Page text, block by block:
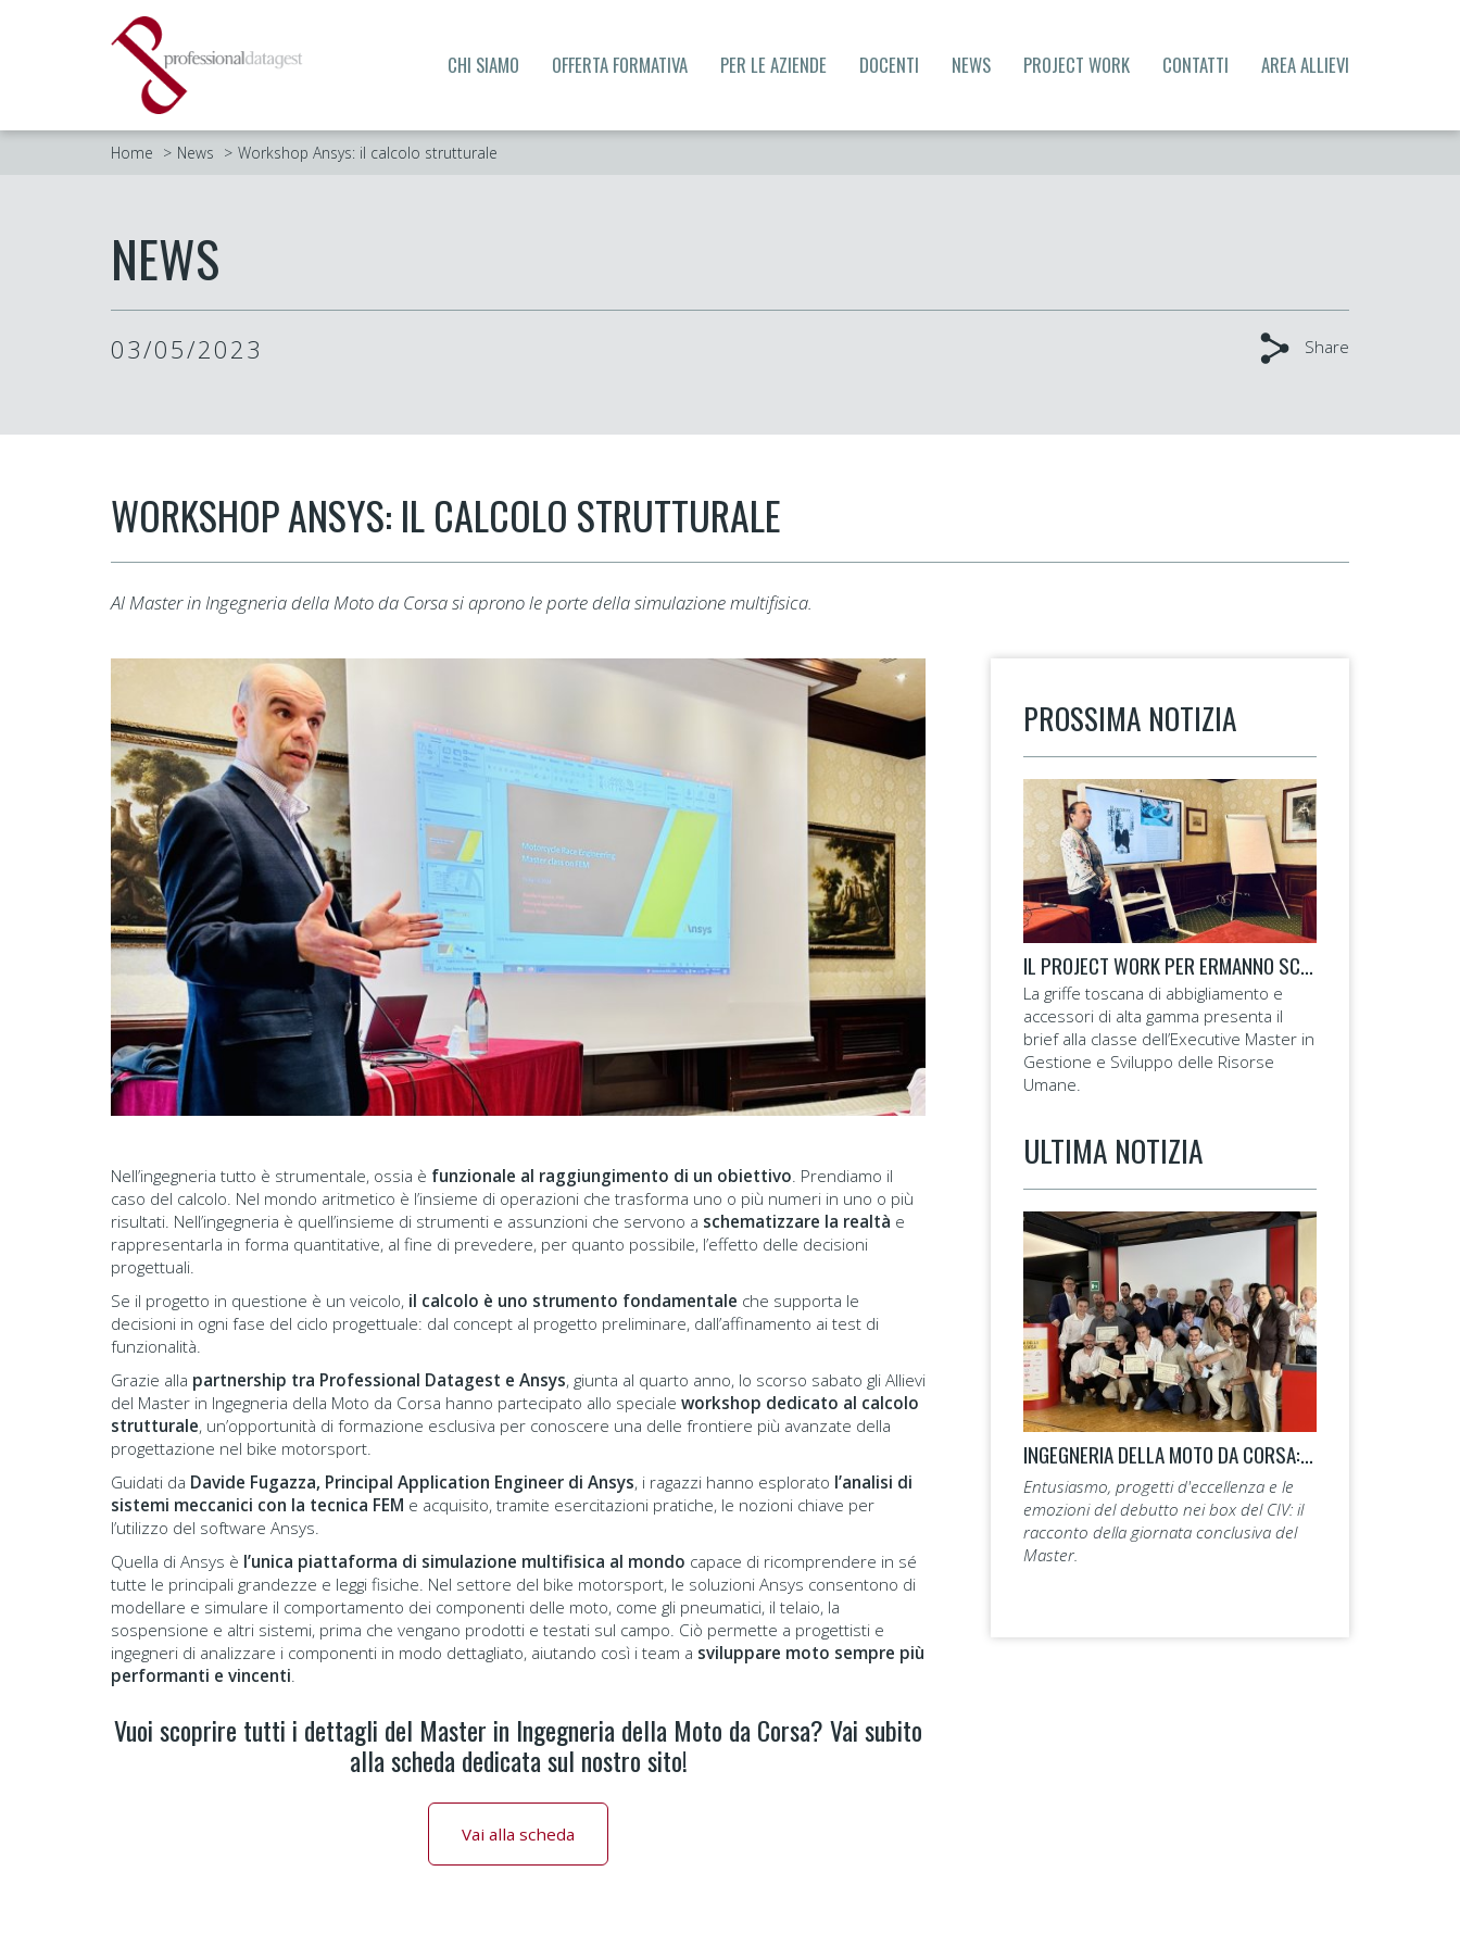
CHI SIAMO OFFERTA FORMATIVA PER LE AZIENDE DOCENTI NEWS PROJECT WORK CONTATTI AREA ALLIEVI
Home News Workshop Ansys: il calcolo strutturale
NEWS
03/05/2023 Share
WORKSHOP ANSYS: IL CALCOLO STRUTTURALE
Al Master in Ingegneria della Moto da Corsa si aprono le porte della simulazione multifisica.
Nell’ingegneria tutto è strumentale, ossia è funzionale al raggiungimento di un obiettivo . Prendiamo il
caso del calcolo. Nel mondo aritmetico è l’insieme di operazioni che trasforma uno o più numeri in uno o più
risultati. Nell’ingegneria è quell’insieme di strumenti e assunzioni che servono a schematizzare la realtà e
rappresentarla in forma quantitative, al fine di prevedere, per quanto possibile, l’effetto delle decisioni
progettuali.
Se il progetto in questione è un veicolo, il calcolo è uno strumento fondamentale che supporta le
decisioni in ogni fase del ciclo progettuale: dal concept al progetto preliminare, dall’affinamento ai test di
funzionalità.
Grazie alla partnership tra Professional Datagest e Ansys, giunta al quarto anno, lo scorso sabato gli Allievi
del Master in Ingegneria della Moto da Corsa hanno partecipato allo speciale workshop dedicato al calcolo
strutturale, un’opportunità di formazione esclusiva per conoscere una delle frontiere più avanzate della
progettazione nel bike motorsport.
Guidati da Davide Fugazza, Principal Application Engineer di Ansys, i ragazzi hanno esplorato l’analisi di
sistemi meccanici con la tecnica FEM e acquisito, tramite esercitazioni pratiche, le nozioni chiave per
l’utilizzo del software Ansys.
Quella di Ansys è l’unica piattaforma di simulazione multifisica al mondo capace di ricomprendere in sé
tutte le principali grandezze e leggi fisiche. Nel settore del bike motorsport, le soluzioni Ansys consentono di
modellare e simulare il comportamento dei componenti delle moto, come gli pneumatici, il telaio, la
sospensione e altri sistemi, prima che vengano prodotti e testati sul campo. Ciò permette a progettisti e
ingegneri di analizzare i componenti in modo dettagliato, aiutando così i team a sviluppare moto sempre più
performanti e vincenti
Vuoi scoprire tutti i dettagli del Master in Ingegneria della Moto da Corsa? Vai subito
alla scheda dedicata sul nostro sito!
Vai alla scheda
PROSSIMA NOTIZIA
IL PROJECT WORK PER ERMANNO SCERVINO
La griffe toscana di abbigliamento e
accessori di alta gamma presenta il
brief alla classe dell’Executive Master in
Gestione e Sviluppo delle Risorse
Umane.
ULTIMA NOTIZIA
INGEGNERIA DELLA MOTO DA CORSA: LA 14ª EDIZIONE TAGLIA IL TRAGUARDO.
Entusiasmo, progetti d'eccellenza e le
emozioni del debutto nei box del CIV: il
racconto della giornata conclusiva del
Master.